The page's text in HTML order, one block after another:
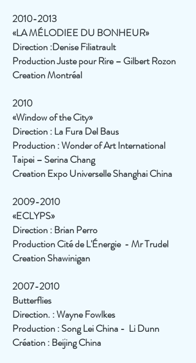
2010-2013
«LA MÉLODIEE DU BONHEUR»
Direction :Denise Filiatrault
Production Juste pour Rire – Gilbert Rozon
Creation Montréal
2010
«Window of the City»
Direction : La Fura Del Baus
Production : Wonder of Art International
Taipei – Serina Chang
Creation Expo Universelle Shanghai China
2009-2010
«ECLYPS»
Direction : Brian Perro
Production Cité de L'Énergie - Mr Trudel
Creation Shawinigan
2007-2010
Butterflies
Direction. : Wayne Fowlkes
Production : Song Lei China - Li Dunn
Création : Beijing China